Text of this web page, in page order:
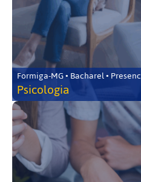
Formiga-MG • Bacharel •
Psicologia